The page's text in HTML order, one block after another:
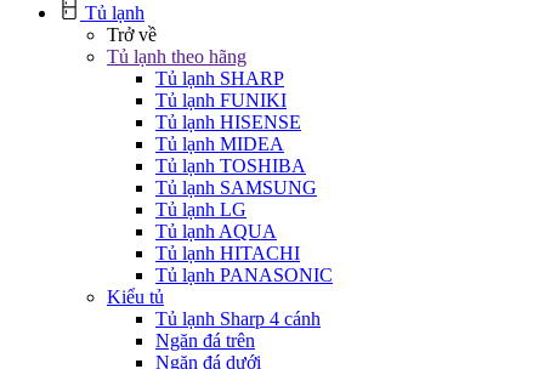
Tủ lạnh
Trở về
Tủ lạnh theo hãng
Tủ lạnh SHARP
Tủ lạnh FUNIKI
Tủ lạnh HISENSE
Tủ lạnh MIDEA
Tủ lạnh TOSHIBA
Tủ lạnh SAMSUNG
Tủ lạnh LG
Tủ lạnh AQUA
Tủ lạnh HITACHI
Tủ lạnh PANASONIC
Kiểu tủ
Tủ lạnh Sharp 4 cánh
Ngăn đá trên
Ngăn đá dưới